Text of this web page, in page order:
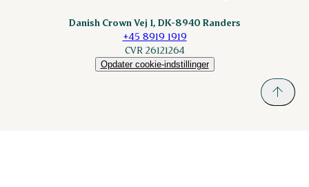
Danish Crown Vej 1, DK-8940 Randers
+45 8919 1919
CVR 26121264
Opdater cookie-indstillinger